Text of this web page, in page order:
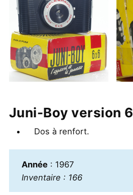
Juni-Boy version 6
Dos à renfort.
Année: 1967
Inventaire : 166